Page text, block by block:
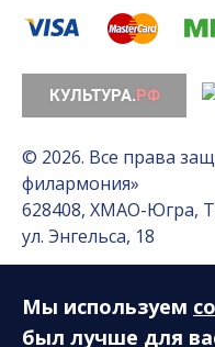
© 2026. Все права
филармония»
628408, ХМАО-Югра,
ул. Энгельса, 18
Разработка сайта —
«Делиссимо»
Мы используем
был лучше для